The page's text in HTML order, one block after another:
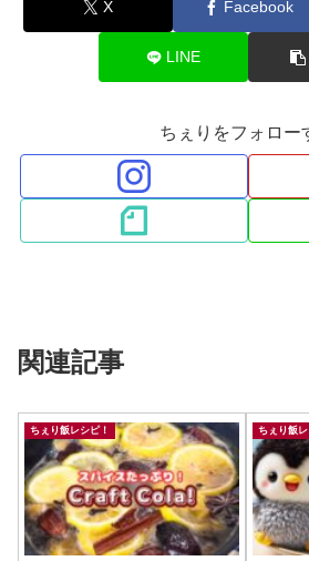
X Facebook
LINE
ちぇりをフォロー
関連記事
ちぇり飯レシピ！ ちぇり飯レ